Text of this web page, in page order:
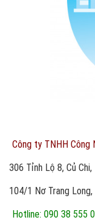
Công ty TNHH Công
306 Tỉnh Lộ 8, Củ Chi,
104/1 Nơ Trang Long,
Hotline: 090 38 555